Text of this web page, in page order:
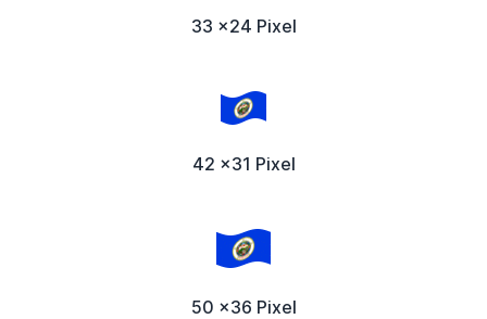
33 x24 Pixel
42 x31 Pixel
50 x36 Pixel